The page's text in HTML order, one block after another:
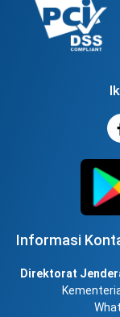
Informasi
Direktorat